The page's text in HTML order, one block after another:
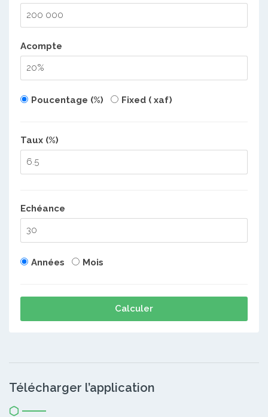
Acompte
Poucentage (%) Fixed ( xaf)
Taux (%)
Echéance
Années Mois
Calculer
Télécharger l’application